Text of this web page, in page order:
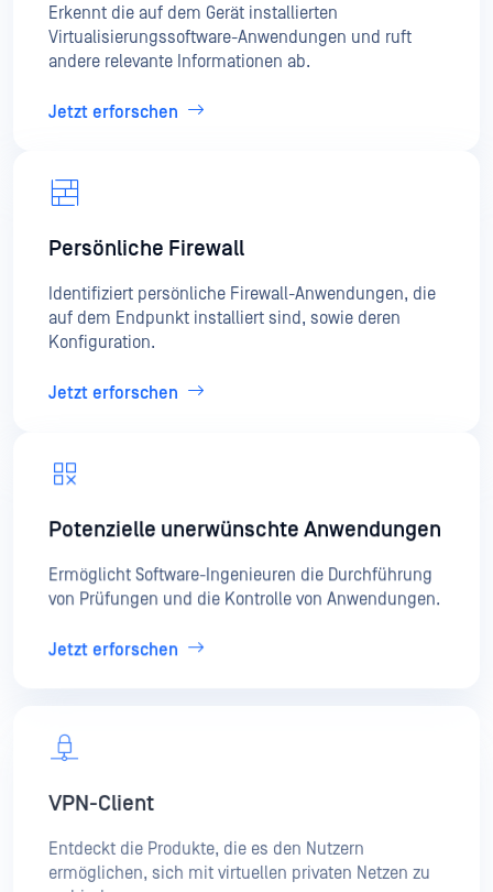
Erkennt die auf dem Gerät installierten
Virtualisierungssoftware-Anwendungen und ruft
andere relevante Informationen ab.
Jetzt erforschen
Persönliche Firewall
Identifiziert persönliche Firewall-Anwendungen, die
auf dem Endpunkt installiert sind, sowie deren
Konfiguration.
Jetzt erforschen
Potenzielle unerwünschte Anwendungen
Ermöglicht Software-Ingenieuren die Durchführung
von Prüfungen und die Kontrolle von Anwendungen.
Jetzt erforschen
ermöglichen, sich mit virtuellen privaten Netzen zu
verbinden.